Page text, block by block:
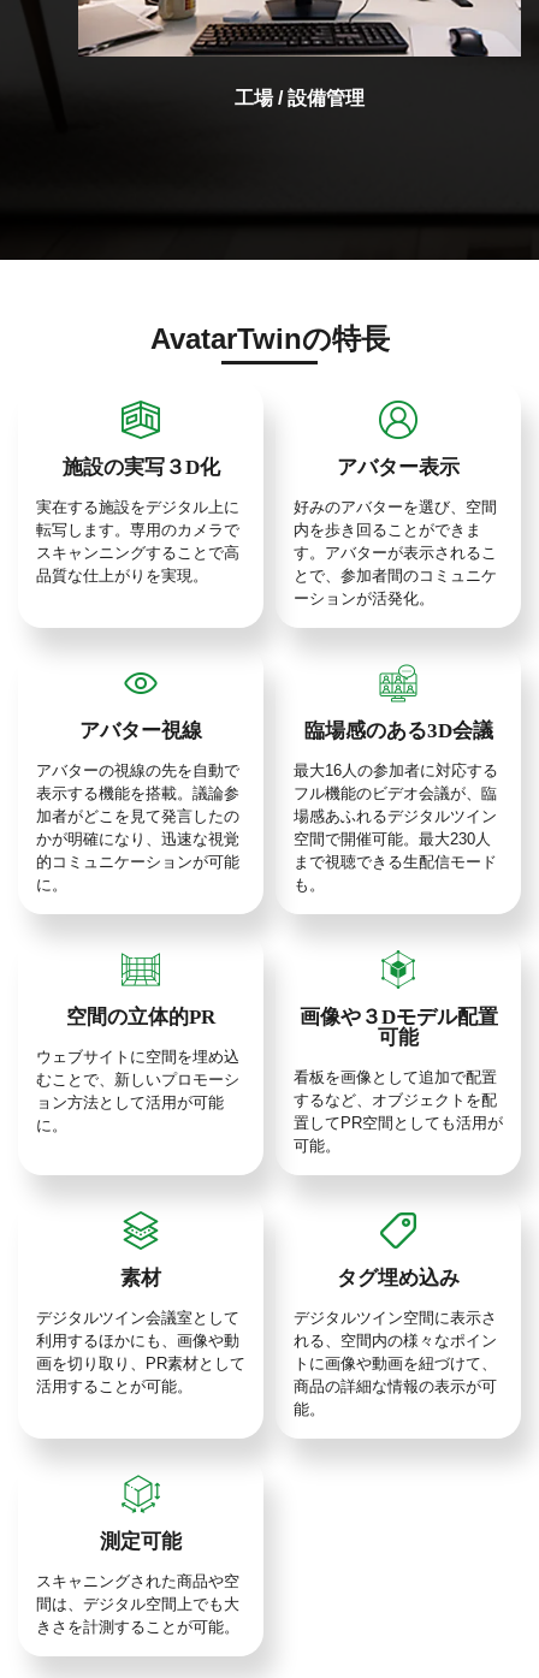
工場 / 設備管理
AvatarTwinの特長
施設の実写３D化
実在する施設をデジタル上に
転写します。専用のカメラで
スキャンニングすることで高
品質な仕上がりを実現。
アバター表示
好みのアバターを選び、空間
内を歩き回ることができま
す。アバターが表示されるこ
とで、参加者間のコミュニケ
ーションが活発化。
アバター視線
アバターの視線の先を自動で
表示する機能を搭載。議論参
加者がどこを見て発言したの
かが明確になり、迅速な視覚
的コミュニケーションが可能
に。
臨場感のある3D会議
最大16人の参加者に対応する
フル機能のビデオ会議が、臨
場感あふれるデジタルツイン
空間で開催可能。最大230人
まで視聴できる生配信モード
も。
空間の立体的PR
ウェブサイトに空間を埋め込
むことで、新しいプロモーシ
ョン方法として活用が可能
に。
画像や３Dモデル配置
可能
看板を画像として追加で配置
するなど、オブジェクトを配
置してPR空間としても活用が
可能。
素材
デジタルツイン会議室として
利用するほかにも、画像や動
画を切り取り、PR素材として
活用することが可能。
タグ埋め込み
デジタルツイン空間に表示さ
れる、空間内の様々なポイン
トに画像や動画を紐づけて、
商品の詳細な情報の表示が可
能。
測定可能
スキャニングされた商品や空
間は、デジタル空間上でも大
きさを計測することが可能。